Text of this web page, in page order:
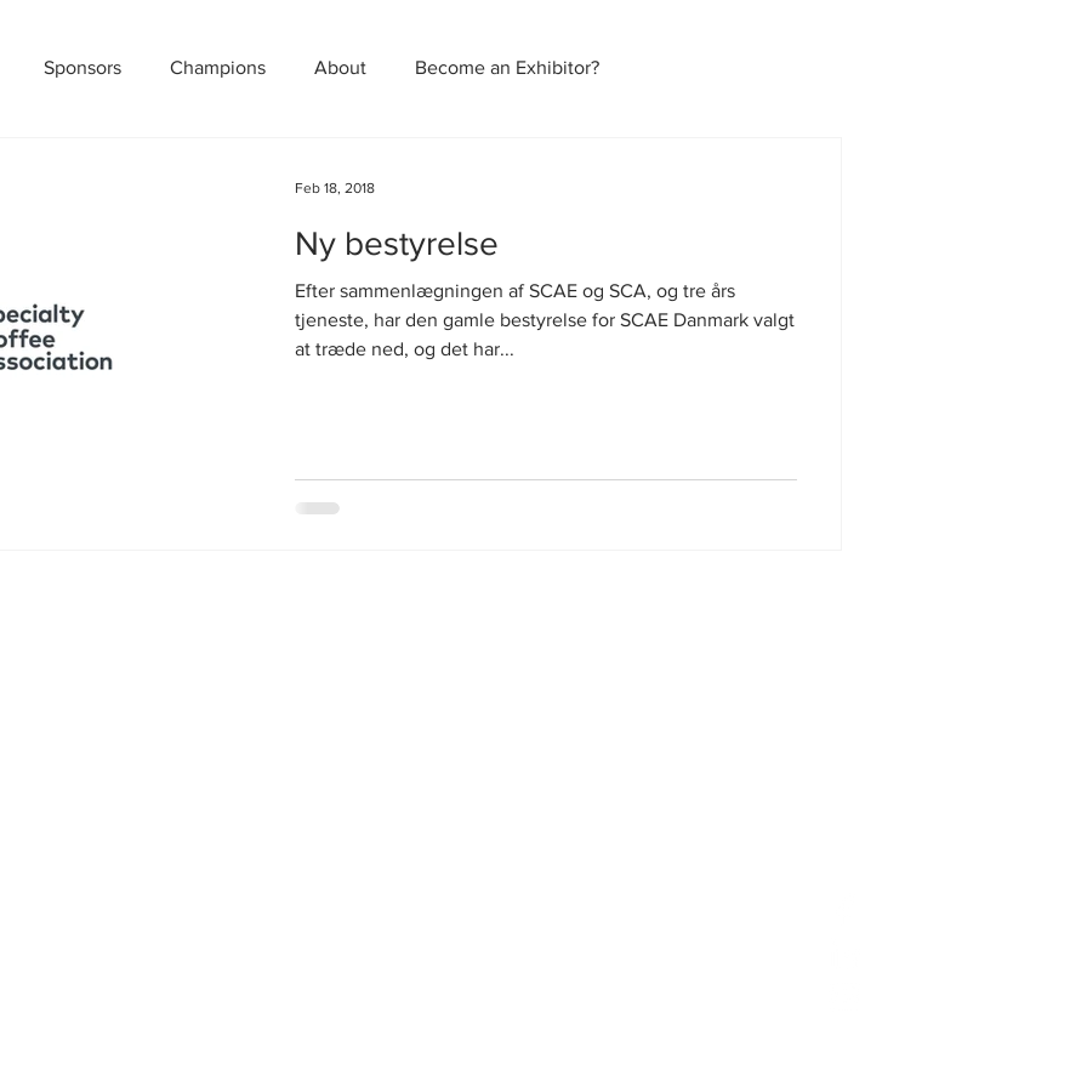
Sponsors Champions About Become an Exhibitor?
Ny bestyrelse
Efter sammenlægningen af SCAE og SCA, og tre års
tjeneste, har den gamle bestyrelse for SCAE Danmark valgt
at træde ned, og det har...
Feb 18, 2018